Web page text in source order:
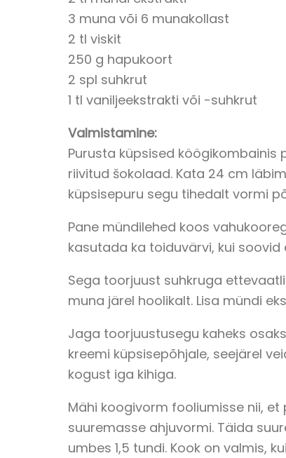
3 muna või 6 munakollast
2 tl viskit
250 g hapukoort
2 spl suhkrut
1 tl vaniljeekstrakti või -suhkrut
Valmistamine:
Purusta küpsised köögikombainis
riivitud šokolaad. Kata 24 cm
küpsisepuru segu tihedalt vormi
Pane mündilehed koos
kasutada ka toiduvärvi, kui
Sega toorjuust suhkruga
muna järel hoolikalt. Lisa mündi
Jaga toorjuustusegu kaheks
kreemi küpsisepõhjale, seejärel
kogust iga kihiga.
Mähi koogivorm fooliumisse nii,
suuremasse ahjuvormi. Täida
umbes 1,5 tundi. Kook on valmis,